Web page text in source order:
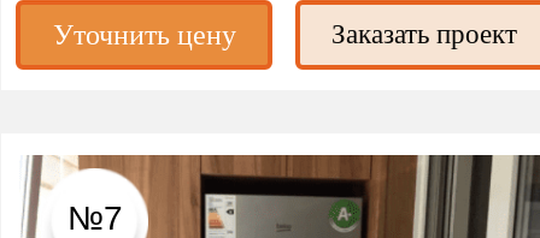
Уточнить цену Заказать проект
№7